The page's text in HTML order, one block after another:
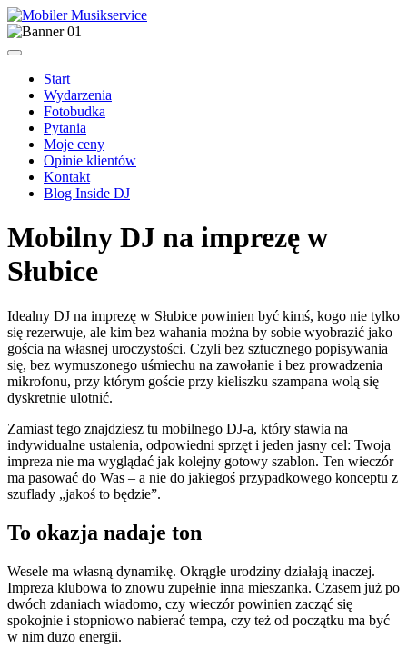
Start
Wydarzenia
Fotobudka
Pytania
Moje ceny
Opinie klientów
Kontakt
Blog Inside DJ
Mobilny DJ na imprezę w
Słubice
Idealny DJ na imprezę w Słubice powinien być kimś, kogo nie tylko
się rezerwuje, ale kim bez wahania można by sobie wyobrazić jako
gościa na własnej uroczystości. Czyli bez sztucznego popisywania
się, bez wymuszonego uśmiechu na zawołanie i bez prowadzenia
mikrofonu, przy którym goście przy kieliszku szampana wolą się
dyskretnie ulotnić.
Zamiast tego znajdziesz tu mobilnego DJ-a, który stawia na
indywidualne ustalenia, odpowiedni sprzęt i jeden jasny cel: Twoja
impreza nie ma wyglądać jak kolejny gotowy szablon. Ten wieczór
ma pasować do Was – a nie do jakiegoś przypadkowego konceptu z
szuflady „jakoś to będzie”.
To okazja nadaje ton
Wesele ma własną dynamikę. Okrągłe urodziny działają inaczej.
Impreza klubowa to znowu zupełnie inna mieszanka. Czasem już po
dwóch zdaniach wiadomo, czy wieczór powinien zacząć się
spokojnie i stopniowo nabierać tempa, czy też od początku ma być
w nim dużo energii.